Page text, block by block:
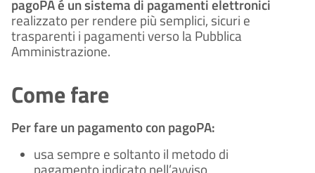
pagoPA é un sistema di pagamenti elettronici
realizzato per rendere più semplici, sicuri e
trasparenti i pagamenti verso la Pubblica
Amministrazione.
Come fare
Per fare un pagamento con pagoPA:
usa sempre e soltanto il metodo di